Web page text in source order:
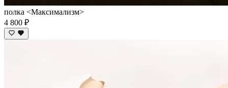
полка <Максимализм>
4 800 ₽